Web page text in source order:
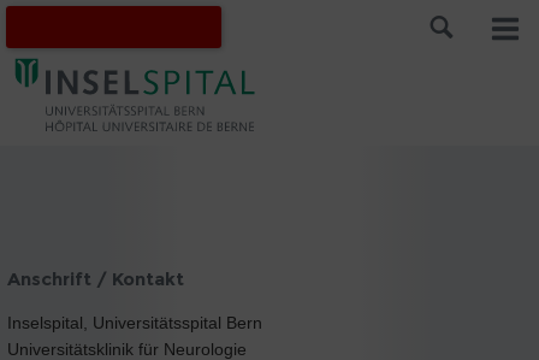
Anschrift / Kontakt
Inselspital, Universitätsspital Bern
Universitätsklinik für Neurologie